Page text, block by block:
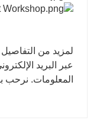
لمزيد من التفاصيل
عبر البريد
المعلومات. نرحب